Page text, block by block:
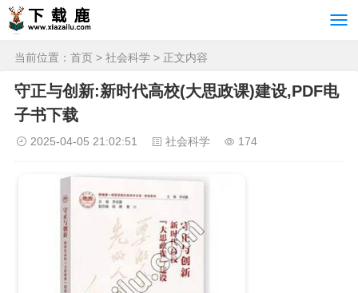
当前位置： 首页 > 社会科学 > 正文内容
守正与创新:新时代高校(大思政课)建设,PDF电
子书下载
2025-04-05 21:02:51 社会科学 174